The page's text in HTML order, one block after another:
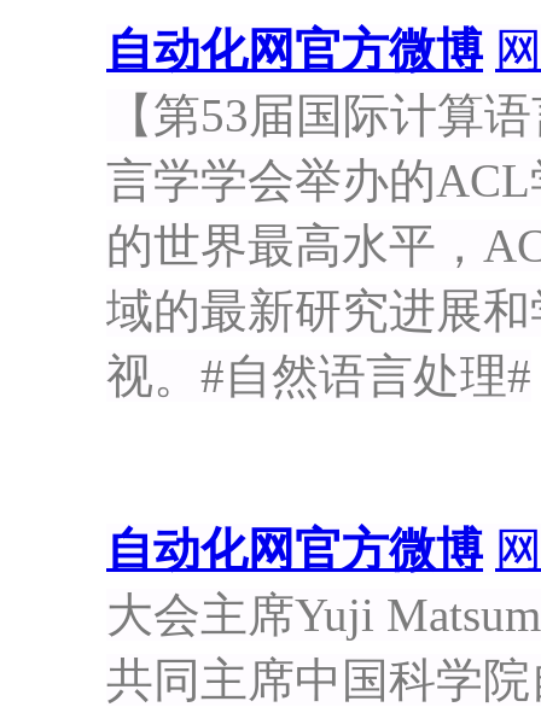
自动化网官方微博
【第53届国际计算
言学学会举办的
的世界最高水平，
域的最新研究进展
视。#自然语言处理#
自动化网官方微博
大会主席Yuji
共同主席中国科学